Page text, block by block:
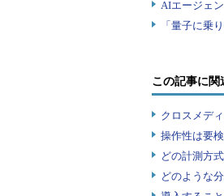
この記事に関
クロスメデ
操作性は要
どの計測方
どのような